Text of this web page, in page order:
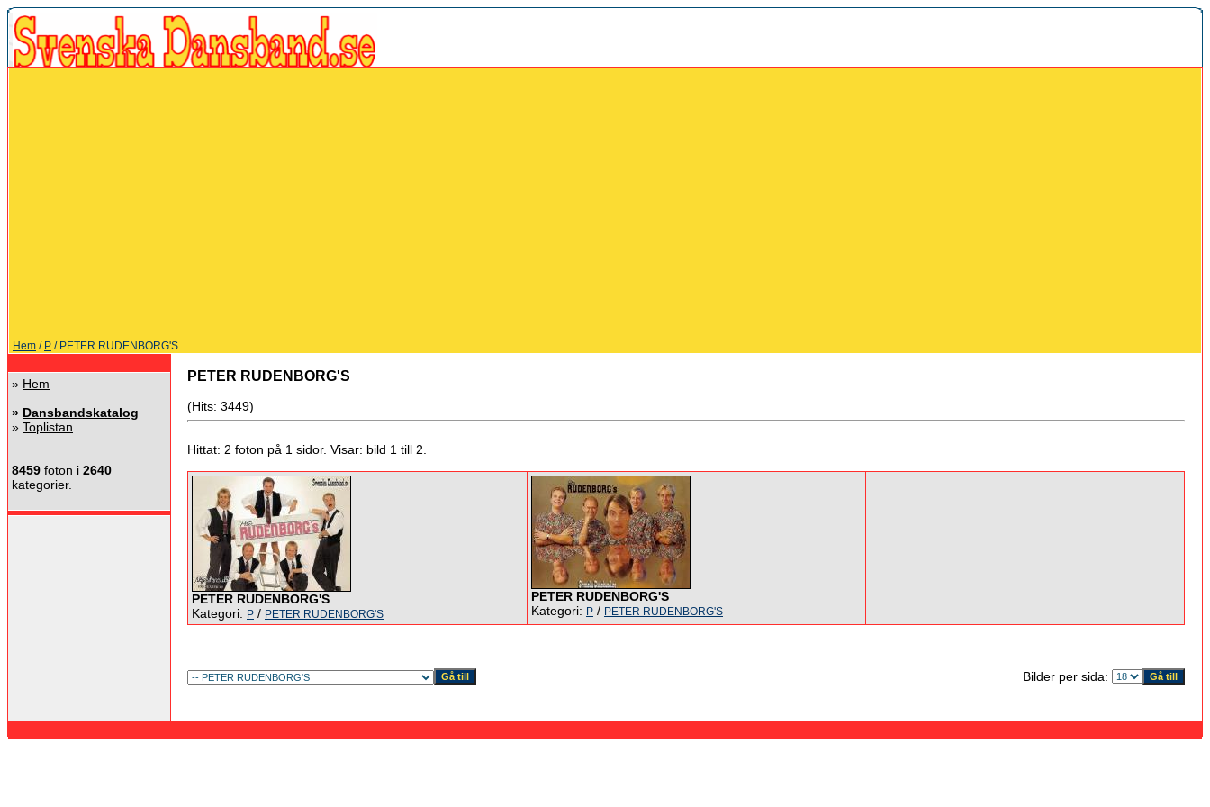
Hem / P / PETER RUDENBORG'S
» Hem
» Dansbandskatalog
» Toplistan
8459 foton i 2640
kategorier.
PETER RUDENBORG'S
(Hits: 3449)
Hittat: 2 foton på 1 sidor. Visar: bild 1 till 2.
PETER RUDENBORG'S
Kategori: P / PETER RUDENBORG'S
PETER RUDENBORG'S
Kategori: P / PETER RUDENBORG'S
Bilder per sida: